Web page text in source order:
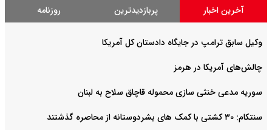
آخرین اخبار پربازدیدترین روزنامه
وکیل سابق ترامپ در جایگاه دادستان کل آمریکا
چالش‌های آمریکا در هرمز
سوریه مدعی خنثی سازی محموله قاچاق سلاح به لبنان
سنتکام: ۳۰ کشتی با کمک های بشردوستانه از محاصره گذشتند